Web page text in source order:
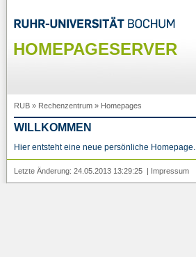
HOMEPAGESERVER
RUB » Rechenzentrum » Homepages
WILLKOMMEN
Hier entsteht eine neue persönliche Homepage.
Letzte Änderung: 24.05.2013 13:29:25 | Impressum